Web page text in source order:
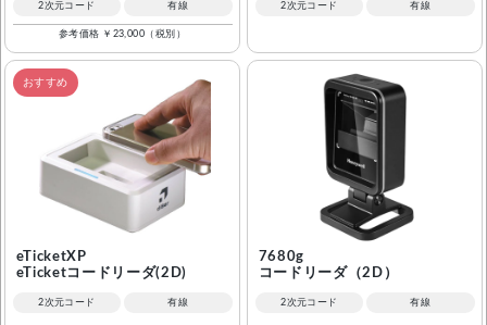
2次元コード 有線
参考価格 ￥23,000（税別）
2次元コード 有線
おすすめ
eTicketXP
eTicketコードリーダ(2D)
2次元コード 有線
7680g
コードリーダ（2D）
2次元コード 有線